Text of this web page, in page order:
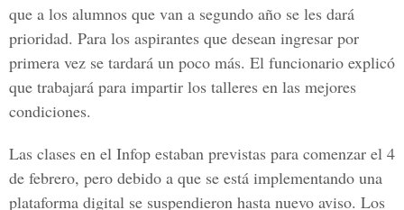
que a los alumnos que van a segundo año se les dará
prioridad. Para los aspirantes que desean ingresar por
primera vez se tardará un poco más. El funcionario explicó
que trabajará para impartir los talleres en las mejores
condiciones.
Las clases en el Infop estaban previstas para comenzar el 4
de febrero, pero debido a que se está implementando una
plataforma digital se suspendieron hasta nuevo aviso. Los